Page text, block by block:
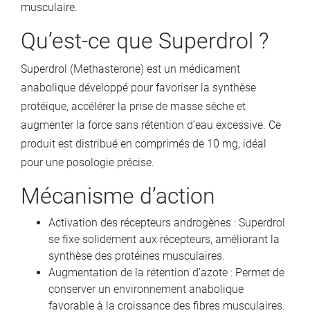
musculaire.
Qu’est-ce que Superdrol ?
Superdrol (Methasterone) est un médicament
anabolique développé pour favoriser la synthèse
protéique, accélérer la prise de masse sèche et
augmenter la force sans rétention d’eau excessive. Ce
produit est distribué en comprimés de 10 mg, idéal
pour une posologie précise.
Mécanisme d’action
Activation des récepteurs androgènes : Superdrol
se fixe solidement aux récepteurs, améliorant la
synthèse des protéines musculaires.
Augmentation de la rétention d’azote : Permet de
conserver un environnement anabolique
favorable à la croissance des fibres musculaires.